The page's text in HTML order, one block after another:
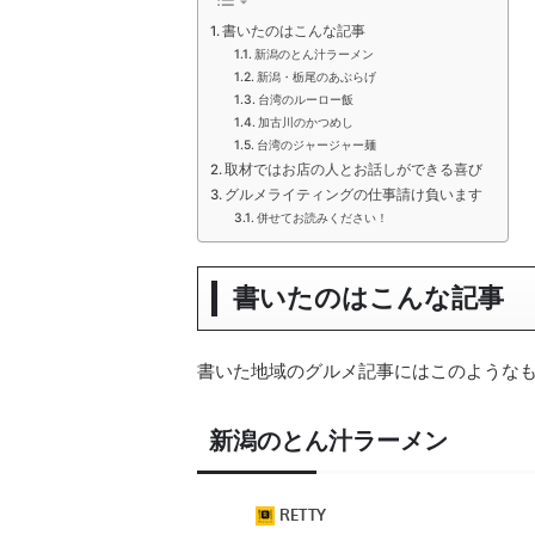
書いたのはこんな記事
新潟のとん汁ラーメン
新潟・栃尾のあぶらげ
台湾のルーロー飯
加古川のかつめし
台湾のジャージャー麺
取材ではお店の人とお話しができる喜び
グルメライティングの仕事請け負います
併せてお読みください！
書いたのはこんな記事
書いた地域のグルメ記事にはこのような
新潟のとん汁ラーメン